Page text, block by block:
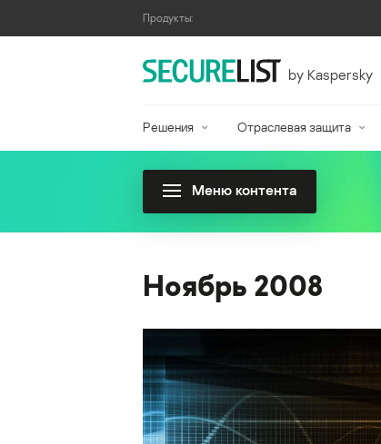
Продукты:
by Kaspersky
Решения Отраслевая защита
Меню контента
Ноябрь 2008